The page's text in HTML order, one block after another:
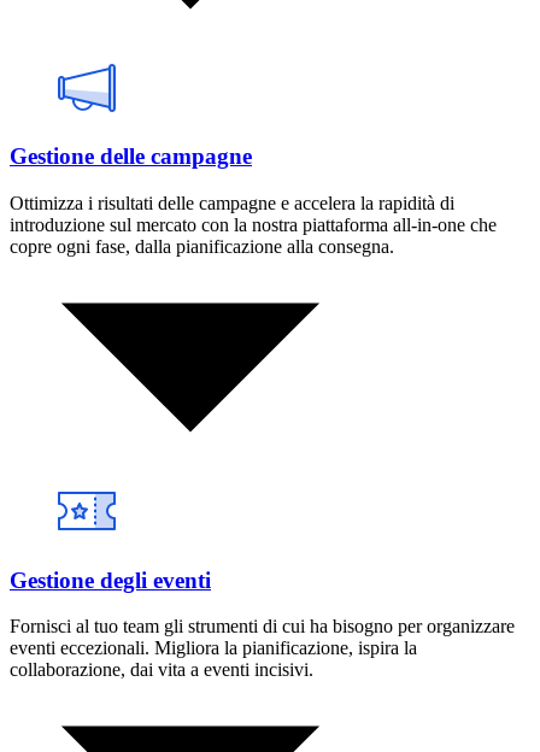
Gestione delle campagne
Ottimizza i risultati delle campagne e accelera la rapidità di
introduzione sul mercato con la nostra piattaforma all-in-one che
copre ogni fase, dalla pianificazione alla consegna.
Gestione degli eventi
Fornisci al tuo team gli strumenti di cui ha bisogno per organizzare
eventi eccezionali. Migliora la pianificazione, ispira la
collaborazione, dai vita a eventi incisivi.